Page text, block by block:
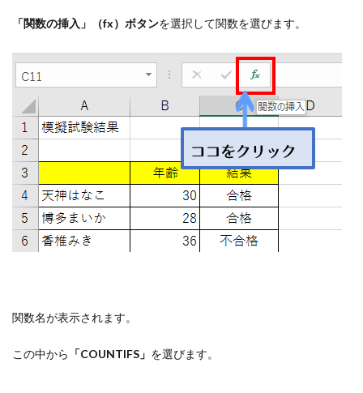
「関数の挿入」（fx）ボタンを選択して関数を選びます。
関数名が表示されます。
この中から 「COUNTIFS」 を選びます。